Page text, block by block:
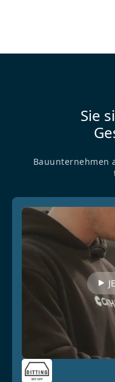
Sie
Bauunternehmen